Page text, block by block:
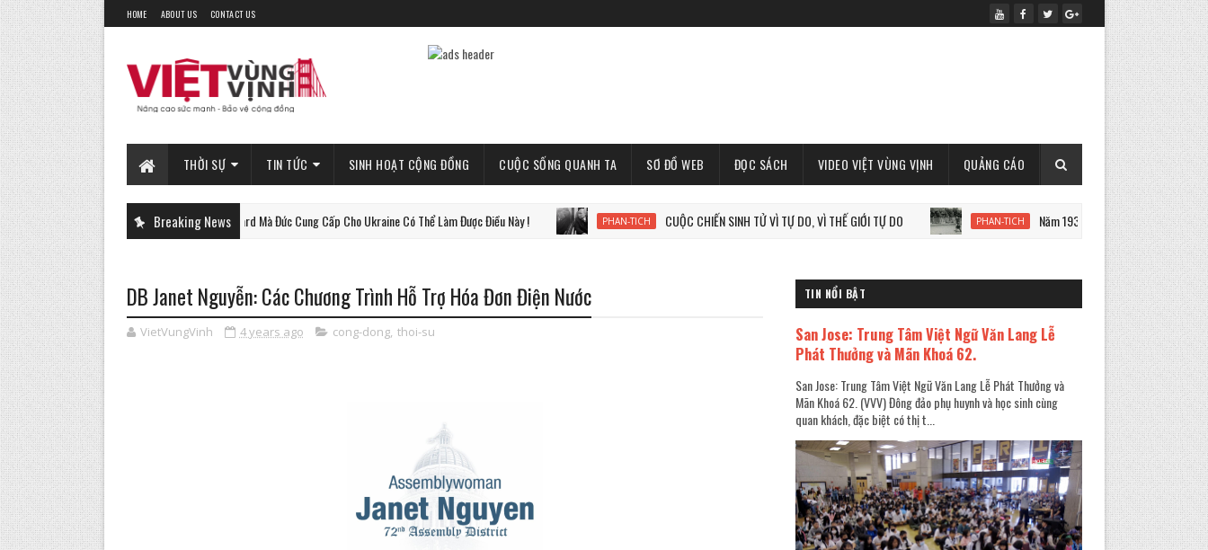
HOME ABOUT US CONTACT US
THỜI SỰ TIN TỨC SINH HOẠT CỘNG ĐỒNG CUỘC SỐNG QUANH TA SƠ ĐỒ WEB ĐỌC SÁCH VIDEO VIỆT VÙNG VỊNH QUẢNG CÁO
Breaking News
PHAN-TICH Xe Tăng Gepard Mà Đức Cung Cấp Cho Ukraine Có Thể Làm Được Điều Này ! PHAN-TICH CUỘC CHIẾN SINH TỬ VÌ TỰ DO, VÌ THẾ GIỚI TỰ DO PHAN-TICH Năm 1933: Staline tàn sát 7 triệu người
DB Janet Nguyễn: Các Chương Trình Hỗ Trợ Hóa Đơn Điện Nước
VietVungVinh 4 years ago cong-dong, thoi-su
TIN NỔI BẬT
San Jose: Trung Tâm Việt Ngữ Văn Lang Lễ
Phát Thưởng và Mãn Khoá 62.
San Jose: Trung Tâm Việt Ngữ Văn Lang Lễ Phát Thưởng và
Mãn Khoá 62. (VVV) Đông đảo phụ huynh và học sinh cùng
quan khách, đặc biệt có thị t...